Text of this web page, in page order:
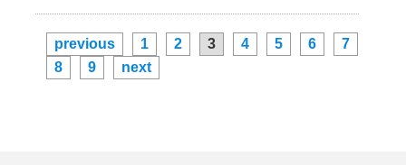
previous 1 2 3 4 5 6
7
8
9 next